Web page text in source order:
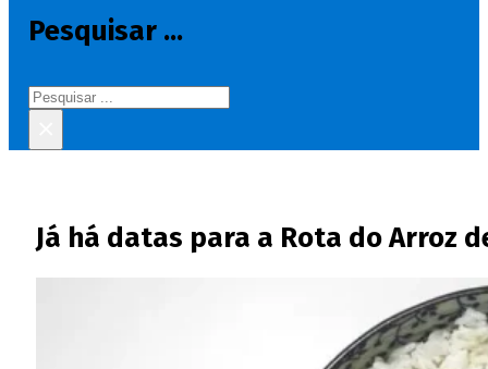
Pesquisar ...
Pesquisar
Já há datas para a Rota do Arroz